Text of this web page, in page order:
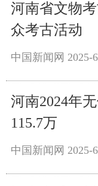
河南省文物
众考古活动
中国新闻网 2025-
河南2024年
115.7万
中国新闻网 2025-